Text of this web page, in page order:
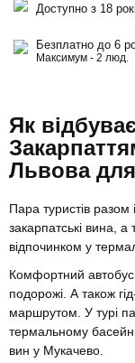
Доступно з 18
Безплатно до 6
Максимум - 2 люд.
Як
Львова
Пара туристів разом
закарпатські вина,
відпочинком у
Комфортний автобус
подорожі. А також
маршрутом. У турі
термальному
вин у Мукачево.